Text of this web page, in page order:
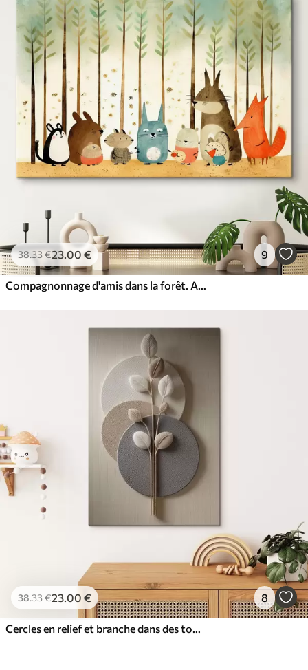
38.33€23.00 € 9
38.33€23 .00 € 8